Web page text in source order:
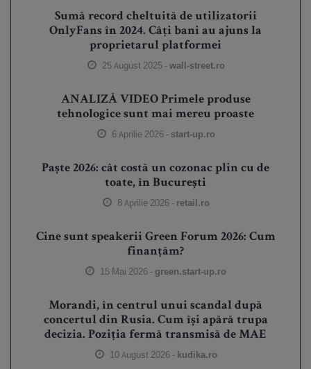
Sumă record cheltuită de utilizatorii
OnlyFans în 2024. Câți bani au ajuns la
proprietarul platformei
25 August 2025 -wall-street.ro
ANALIZĂ VIDEO Primele produse
tehnologice sunt mai mereu proaste
6 Aprilie 2026 - start-up.ro
Paște 2026: cât costă un cozonac plin cu de
toate, în București
8 Aprilie 2026 - retail.ro
Cine sunt speakerii Green Forum 2026: Cum
finanțăm?
15 Mai 2026 - green.start-up.ro
Morandi, în centrul unui scandal după
concertul din Rusia. Cum își apără trupa
decizia. Poziția fermă transmisă de MAE
10 August 2026 - kudika.ro